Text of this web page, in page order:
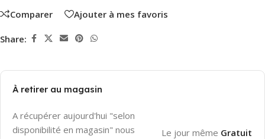
Comparer Ajouter à mes favoris
Share:
À retirer au magasin
A récupérer aujourd'hui "selon
disponibilité en magasin" nous
Le jour même Gratuit